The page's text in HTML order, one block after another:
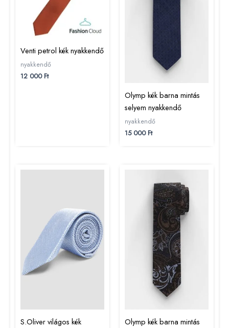
Venti petrol kék nyakkendő
nyakkendő
12 000Ft
Olymp kék barna mintás
selyem nyakkendő
nyakkendő
15 000Ft
S.Oliver világos kék
Olymp kék barna mintás